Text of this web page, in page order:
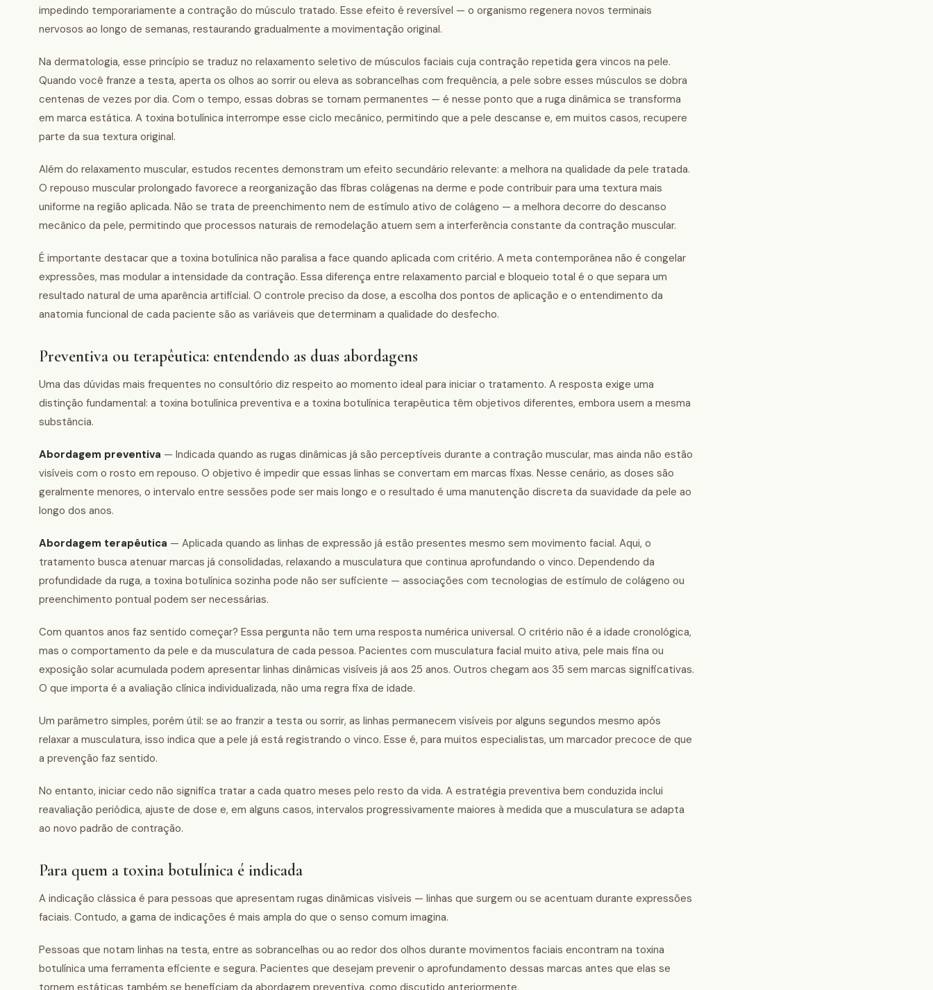
impedindo temporariamente a contração do músculo tratado. Esse efeito é reversível — o organismo regenera novos terminais
nervosos ao longo de semanas, restaurando gradualmente a movimentação original.
Na dermatologia, esse princípio se traduz no relaxamento seletivo de músculos faciais cuja contração repetida gera vincos na pele.
Quando você franze a testa, aperta os olhos ao sorrir ou eleva as sobrancelhas com frequência, a pele sobre esses músculos se dobra
centenas de vezes por dia. Com o tempo, essas dobras se tornam permanentes — é nesse ponto que a ruga dinâmica se transforma
em marca estática. A toxina botulínica interrompe esse ciclo mecânico, permitindo que a pele descanse e, em muitos casos, recupere
parte da sua textura original.
Além do relaxamento muscular, estudos recentes demonstram um efeito secundário relevante: a melhora na qualidade da pele tratada.
O repouso muscular prolongado favorece a reorganização das fibras colágenas na derme e pode contribuir para uma textura mais
uniforme na região aplicada. Não se trata de preenchimento nem de estímulo ativo de colágeno — a melhora decorre do descanso
mecânico da pele, permitindo que processos naturais de remodelação atuem sem a interferência constante da contração muscular.
É importante destacar que a toxina botulínica não paralisa a face quando aplicada com critério. A meta contemporânea não é congelar
expressões, mas modular a intensidade da contração. Essa diferença entre relaxamento parcial e bloqueio total é o que separa um
resultado natural de uma aparência artificial. O controle preciso da dose, a escolha dos pontos de aplicação e o entendimento da
anatomia funcional de cada paciente são as variáveis que determinam a qualidade do desfecho.
Preventiva ou terapêutica: entendendo as duas abordagens
Uma das dúvidas mais frequentes no consultório diz respeito ao momento ideal para iniciar o tratamento. A resposta exige uma
distinção fundamental: a toxina botulínica preventiva e a toxina botulínica terapêutica têm objetivos diferentes, embora usem a mesma
substância.
Abordagem preventiva — Indicada quando as rugas dinâmicas já são perceptíveis durante a contração muscular, mas ainda não estão
visíveis com o rosto em repouso. O objetivo é impedir que essas linhas se convertam em marcas fixas. Nesse cenário, as doses são
geralmente menores, o intervalo entre sessões pode ser mais longo e o resultado é uma manutenção discreta da suavidade da pele ao
longo dos anos.
Abordagem terapêutica — Aplicada quando as linhas de expressão já estão presentes mesmo sem movimento facial. Aqui, o
tratamento busca atenuar marcas já consolidadas, relaxando a musculatura que continua aprofundando o vinco. Dependendo da
profundidade da ruga, a toxina botulínica sozinha pode não ser suficiente — associações com tecnologias de estímulo de colágeno ou
preenchimento pontual podem ser necessárias.
Com quantos anos faz sentido começar? Essa pergunta não tem uma resposta numérica universal. O critério não é a idade cronológica,
mas o comportamento da pele e da musculatura de cada pessoa. Pacientes com musculatura facial muito ativa, pele mais fina ou
exposição solar acumulada podem apresentar linhas dinâmicas visíveis já aos 25 anos. Outros chegam aos 35 sem marcas significativas.
O que importa é a avaliação clínica individualizada, não uma regra fixa de idade.
Um parâmetro simples, porém útil: se ao franzir a testa ou sorrir, as linhas permanecem visíveis por alguns segundos mesmo após
relaxar a musculatura, isso indica que a pele já está registrando o vinco. Esse é, para muitos especialistas, um marcador precoce de que
a prevenção faz sentido.
No entanto, iniciar cedo não significa tratar a cada quatro meses pelo resto da vida. A estratégia preventiva bem conduzida inclui
reavaliação periódica, ajuste de dose e, em alguns casos, intervalos progressivamente maiores à medida que a musculatura se adapta
ao novo padrão de contração.
Para quem a toxina botulínica é indicada
A indicação clássica é para pessoas que apresentam rugas dinâmicas visíveis — linhas que surgem ou se acentuam durante expressões
faciais. Contudo, a gama de indicações é mais ampla do que o senso comum imagina.
Pessoas que notam linhas na testa, entre as sobrancelhas ou ao redor dos olhos durante movimentos faciais encontram na toxina
botulínica uma ferramenta eficiente e segura. Pacientes que desejam prevenir o aprofundamento dessas marcas antes que elas se